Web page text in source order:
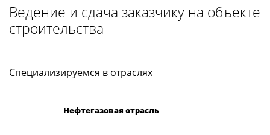
Ведение и сдача заказчику на объекте
строительства
Специализируемся в отраслях
Нефтегазовая отрасль